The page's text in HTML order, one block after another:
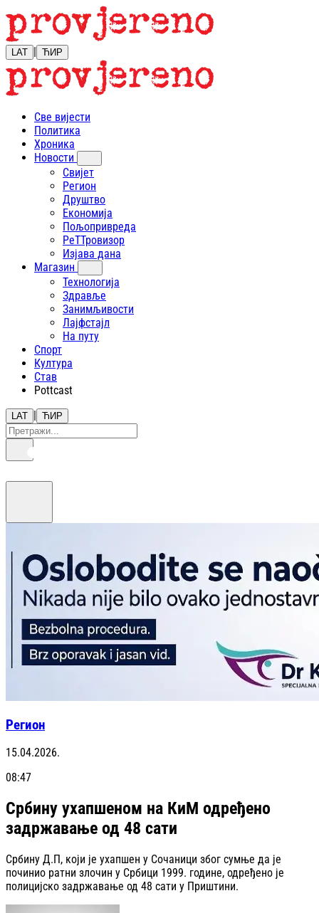
LAT | ЋИР
Све вијести
Политика
Хроника
Новости
Свијет
Регион
Друштво
Економија
Пољопривреда
РеТТровизор
Изјава дана
Магазин
Технологија
Здравље
Занимљивости
Лајфстajл
На путу
Спорт
Култура
Став
Pottcast
LAT | ЋИР
Регион
15.04.2026.
08:47
Србину ухапшеном на КиМ одређено
задржавање од 48 сати
Србину Д.П, који је ухапшен у Сочаници због сумње да је
починио ратни злочин у Србици 1999. године, одређено је
полицијско задржавање од 48 сати у Приштини.